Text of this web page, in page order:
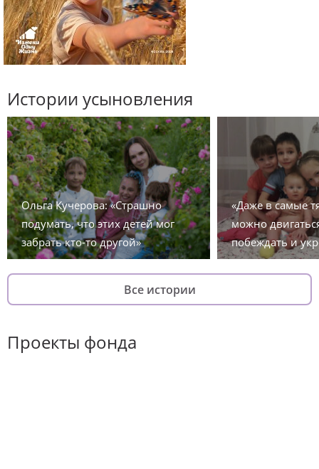
Истории усыновления
Ольга Кучерова: «Страшно
подумать, что этих детей мог
забрать кто-то другой»
«Даже в самые
можно
побеждать и
Все истории
Проекты фонда